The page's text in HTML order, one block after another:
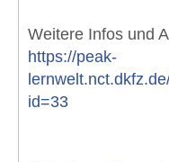
Weitere Infos und
https://peak-
id=33